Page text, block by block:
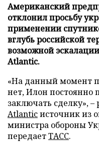
Американский
отклонил просьбу
применении
вглубь российской
возможной
Atlantic.
«На данный момент
нет, Илон постоянно
заключать сделку», –
Atlanticисточник из
министра обороны
передаетТАСС.